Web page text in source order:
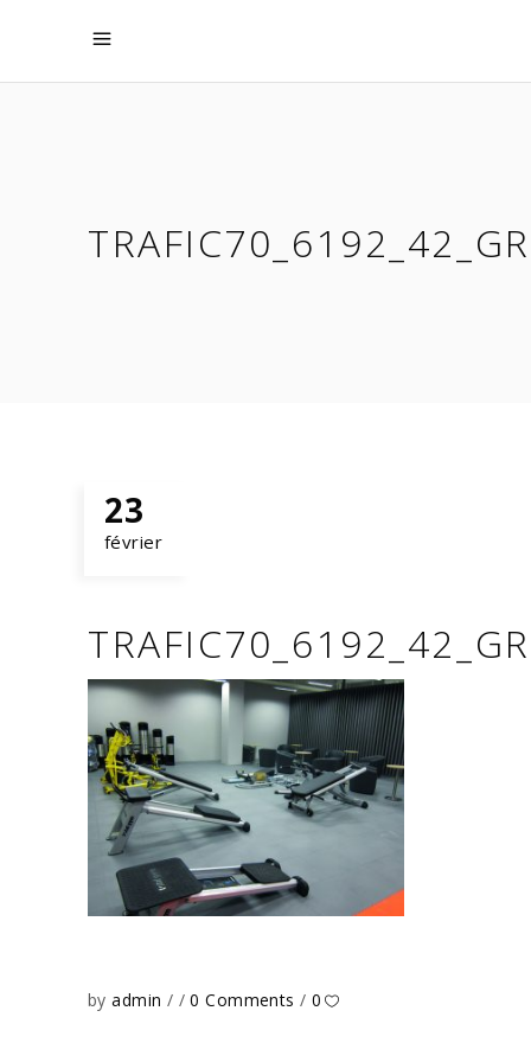
23
février
byadmin 0 Comments 0